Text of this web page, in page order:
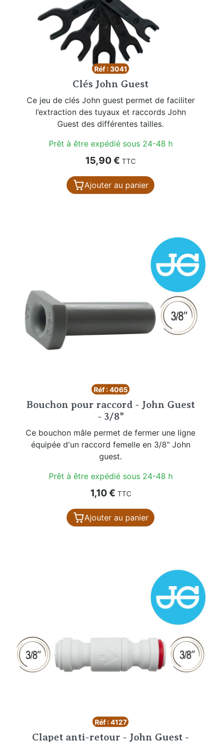
Réf : 3041
Clés John Guest
Ce jeu de clés John guest permet de faciliter
l’extraction des tuyaux et raccords John
Guest des différentes tailles.
Prêt à être expédié sous 24-48 h
Prix
15,90 € TTC
Ajouter au panier
Réf : 4065
Bouchon pour raccord - John Guest
- 3/8"
Ce bouchon mâle permet de fermer une ligne
équipée d'un raccord femelle en 3/8" John
guest.
Prêt à être expédié sous 24-48 h
Prix
1,10 € TTC
Ajouter au panier
Réf : 4127
Clapet anti-retour - John Guest -